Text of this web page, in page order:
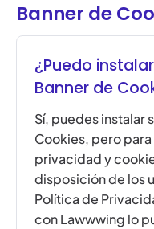
Banner de
¿Puedo
Banner de
Sí, puedes instalar
Cookies, pero
privacidad y
disposición de los
Política de
con Lawwwing lo